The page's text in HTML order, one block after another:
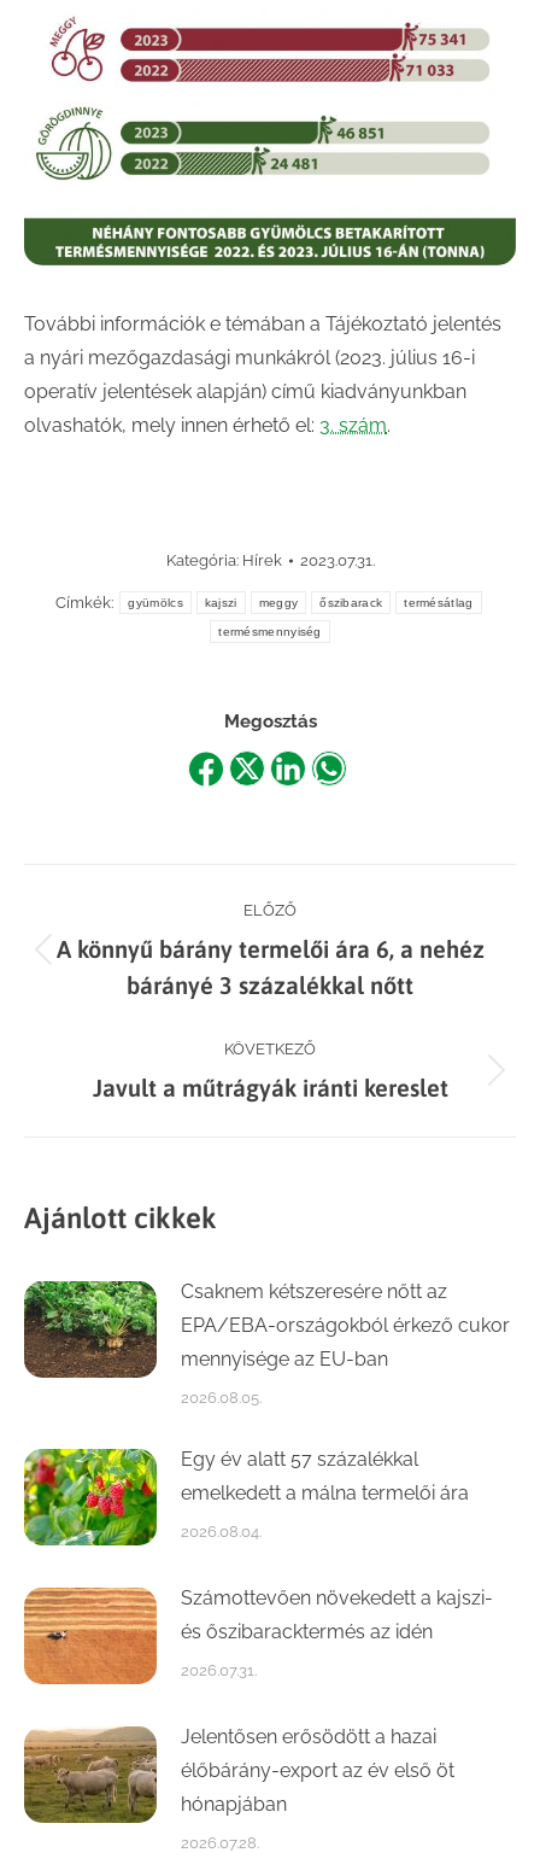
További információk e témában a Tájékoztató jelentés
a nyári mezőgazdasági munkákról (2023. július 16-i
operatív jelentések alapján) című kiadványunkban
olvashatók, mely innen érhető el: 3. szám.
Kategória: Hírek 2023.07.31.
Címkék: gyümölcs kajszi meggy őszibarack termésátlag
termésmennyiség
Megosztás
ShareShareShareShare
navigation
ELŐZŐ
Previous
post:
A könnyű bárány termelői ára 6, a nehéz
bárányé 3 százalékkal nőtt
KÖVETKEZŐ
Next
Javult a műtrágyák iránti kereslet
Ajánlott cikkek
Csaknem kétszeresére nőtt az
EPA/EBA-országokból érkező cukor
mennyisége az EU-ban
2026.08.05.
Egy év alatt 57 százalékkal
emelkedett a málna termelői ára
2026.08.04.
Számottevően növekedett a kajszi-
és őszibaracktermés az idén
2026.07.31.
Jelentősen erősödött a hazai
élőbárány-export az év első öt
hónapjában
2026.07.28.